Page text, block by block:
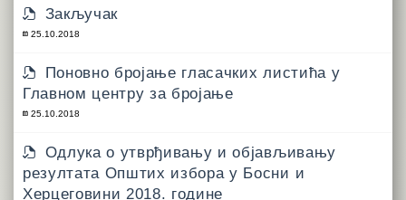
Закључак
25.10.2018
Поновно бројање гласачких листића у
Главном центру за бројање
25.10.2018
Одлука о утврђивању и објављивању
резултата Општих избора у Босни и
Херцеговини 2018. године